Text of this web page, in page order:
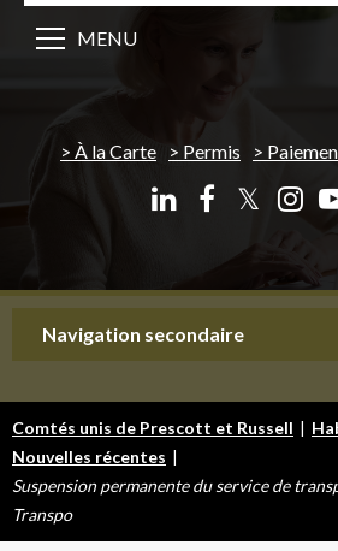
À la Carte Permis
𝕏
MENU
Navigation secondaire
Comtés unis de Prescott et Russell |
Nouvelles récentes |
Suspension permanente du service de
Transpo